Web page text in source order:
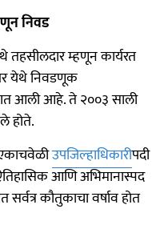
निवड
म्हणून कार्यरत
येथे निवडणूक
आली आहे. ते २००३ साली
होते.
उपजिल्हाधिकारीपदी
आणि अभिमानास्पद
कौतुकाचा वर्षाव होत